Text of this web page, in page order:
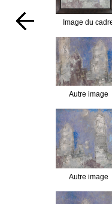
Image du
Autre image
Autre image